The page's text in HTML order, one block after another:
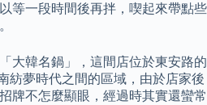
等一段時間後再拌，喫起來帶點些
大韓名鍋」，這間店位於東安路的
紡夢時代之間的區域，由於店家後
牌不怎麼顯眼，經過時其實還蠻常